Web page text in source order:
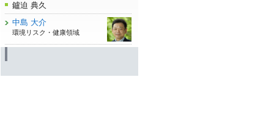
鑪迫 典久
中島 大介
環境リスク・健康領域